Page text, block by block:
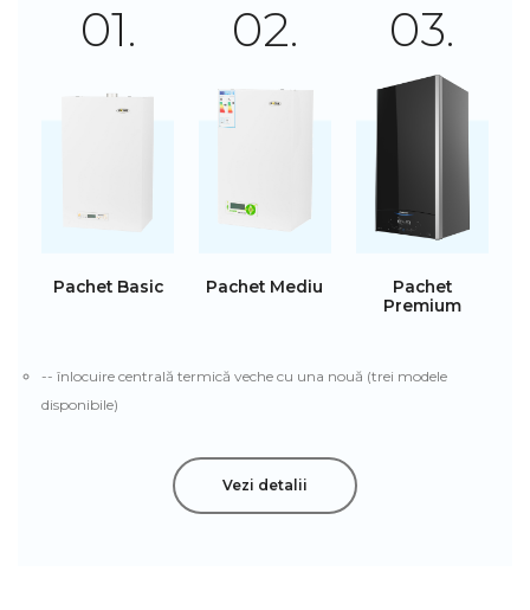
01.
Pachet Basic
02.
Pachet Mediu
03.
Pachet
Premium
-- înlocuire centrală termică veche cu una nouă (trei modele
disponibile)
Vezi detalii